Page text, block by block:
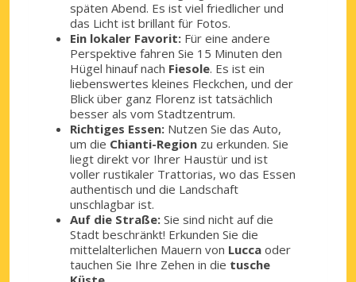
späten Abend. Es ist viel friedlicher und
das Licht ist brillant für Fotos.
Ein lokaler Favorit: Für eine andere
Perspektive fahren Sie 15 Minuten den
Hügel hinauf nach Fiesole. Es ist ein
liebenswertes kleines Fleckchen, und der
Blick über ganz Florenz ist tatsächlich
besser als vom Stadtzentrum.
Richtiges Essen: Nutzen Sie das Auto,
um die Chianti-Region zu erkunden. Sie
liegt direkt vor Ihrer Haustür und ist
voller rustikaler Trattorias, wo das Essen
authentisch und die Landschaft
unschlagbar ist.
Auf die Straße: Sie sind nicht auf die
Stadt beschränkt! Erkunden Sie die
mittelalterlichen Mauern von Lucca oder
tauchen Sie Ihre Zehen in die tusche